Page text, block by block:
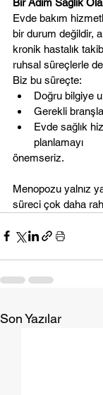
Evde bakım
bir durum değildir,
kronik hastalık
ruhsal süreçlerle
Biz bu süreçte:
Doğru bilgiye
Gerekli
Evde sağlık
planlamayı
önemseriz.
Menopozu yalnız
süreci çok daha
Son Yazılar